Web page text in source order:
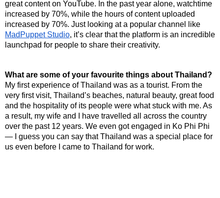
great content on YouTube. In the past year alone, watchtime
increased by 70%, while the hours of content uploaded
MadPuppet Studio, it’s clear that the platform is an incredible
launchpad for people to share their creativity.
What are some of your favourite things about Thailand?
My first experience of Thailand was as a tourist. From the
very first visit, Thailand’s beaches, natural beauty, great food
and the hospitality of its people were what stuck with me. As
a result, my wife and I have travelled all across the country
over the past 12 years. We even got engaged in Ko Phi Phi
— I guess you can say that Thailand was a special place for
us even before I came to Thailand for work.